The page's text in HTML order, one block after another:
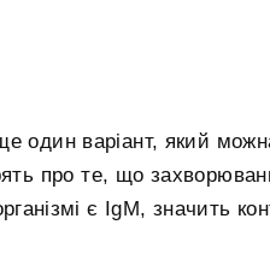
один варіант, який
про те, що
є IgM, значить